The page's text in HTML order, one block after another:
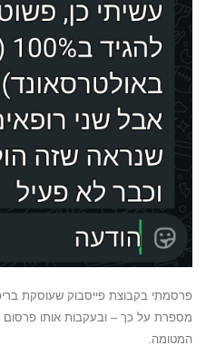
פרסמתי בקבוצת פייסבוק שעוסקת
מספרת על כך – ובעקבות אותו פרסום
המטומה.